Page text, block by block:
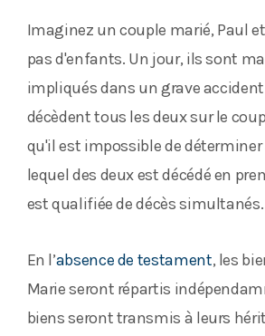
Imaginez un couple marié, Paul
pas d'enfants. Un jour, ils sont
impliqués dans un grave
décèdent tous les deux sur le
qu'il est impossible de
lequel des deux est décédé en
est qualifiée de décès simultanés.
En l’absence de testament, les
Marie seront répartis
biens seront transmis à leurs